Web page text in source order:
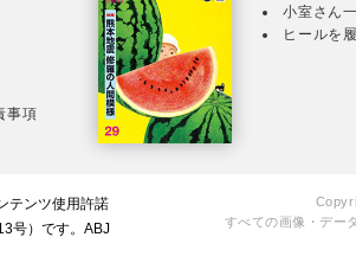
事項
小室さん
ヒールを
テンツ使用許諾
号）です。ABJ
すべての画像・デー